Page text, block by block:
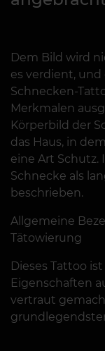
Dem Bild wird
es verdient, und
Schnecken-
Merkmalen
Körperbild der
das Haus, in
eine Art
Schnecke als
beschrieben.
Allgemeine
Tätowierung
Dieses Tattoo
Eigenschaften
vertraut